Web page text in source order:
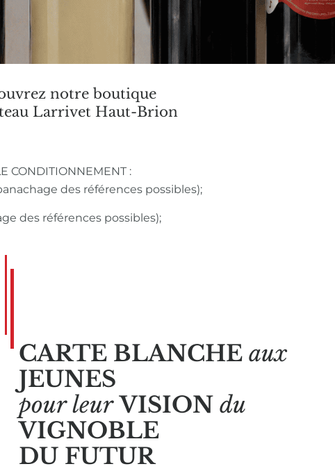
notre boutique
Larrivet Haut-Brion
CONDITIONNEMENT :
des références possibles);
des références possibles);
CARTE BLANCHE aux
JEUNES
pour leur VISIONdu
VIGNOBLE
DU FUTUR